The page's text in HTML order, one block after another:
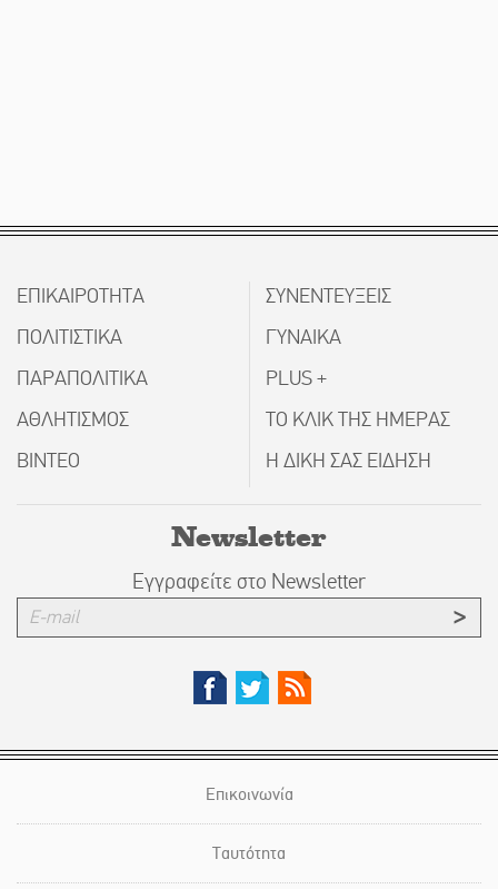
ΕΠΙΚΑΙΡΟΤΗΤΑ
ΠΟΛΙΤΙΣΤΙΚΑ
ΠΑΡΑΠΟΛΙΤΙΚΑ
ΑΘΛΗΤΙΣΜΟΣ
ΒΙΝΤΕΟ
ΣΥΝΕΝΤΕΥΞΕΙΣ
ΓΥΝΑΙΚΑ
PLUS +
ΤΟ ΚΛΙΚ ΤΗΣ ΗΜΕΡΑΣ
Η ΔΙΚΗ ΣΑΣ ΕΙΔΗΣΗ
Newsletter
Εγγραφείτε στο Newsletter
Επικοινωνία
Ταυτότητα